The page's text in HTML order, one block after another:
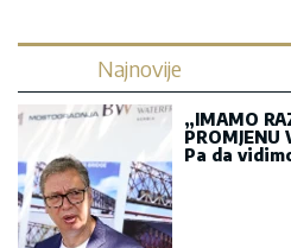
Najnovije
„IMAMO
PROMJENU
Pa da